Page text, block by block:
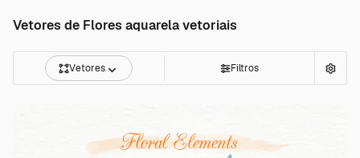
Vetores de Flores aquarela vetoriais
Vetores Filtros